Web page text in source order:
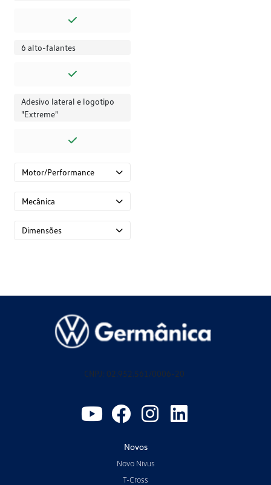
6 alto-falantes
Adesivo lateral e logotipo
"Extreme"
Motor/Performance
Mecânica
Dimensões
CNPJ: 02.952.561/0006-20
Novos
Novo Nivus
T-Cross